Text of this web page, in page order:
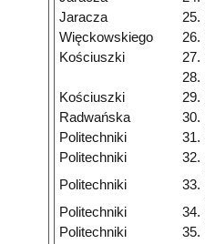
Jaracza
25.
Więckowskiego
26.
Kościuszki
27.
28.
Kościuszki
29.
Radwańska
30.
Politechniki
31.
Politechniki
32.
Politechniki
33.
Politechniki 34.
Politechniki
35.